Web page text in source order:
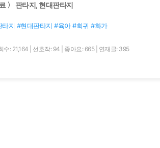
〉 판타지, 현대판타지
타지 #현대판타지 #육아 #회귀 #화가
수: 21,164 선호작: 94 좋아요: 665 연재글: 395